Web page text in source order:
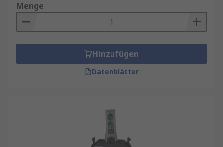
Menge
Hinzufügen
Datenblätter